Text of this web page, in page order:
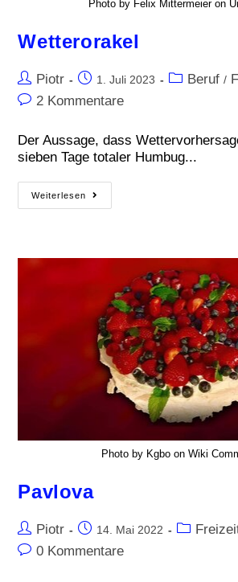
Photo by Felix Mittermeier on
Wetterorakel
Piotr 1. Juli 2023 Beruf /
2 Kommentare
Der Aussage, dass
sieben Tage totaler Humbug...
Weiterlesen
Photo by Kgbo on Wiki
Pavlova
Piotr 14. Mai 2022
0 Kommentare